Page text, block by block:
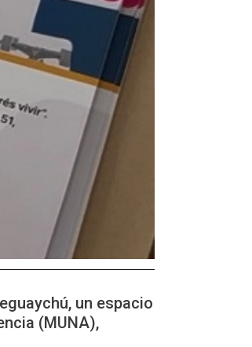
un espacio
(MUNA),